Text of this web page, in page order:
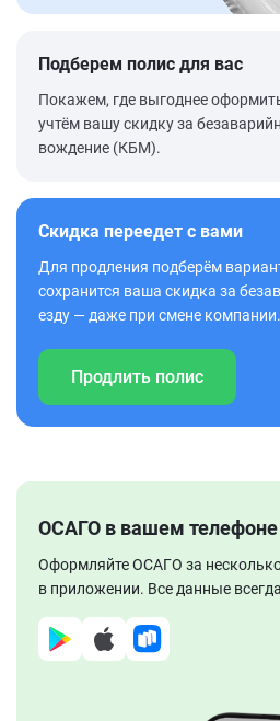
Подберем полис для вас
Покажем, где выгоднее
учтём вашу скидку за
вождение (КБМ).
Скидка переедет с вами
Для продления подберём
сохранится ваша скидка за
езду — даже при смене компании.
Продлить полис
ОСАГО в вашем телефоне
Оформляйте ОСАГО за
в приложении. Все данные